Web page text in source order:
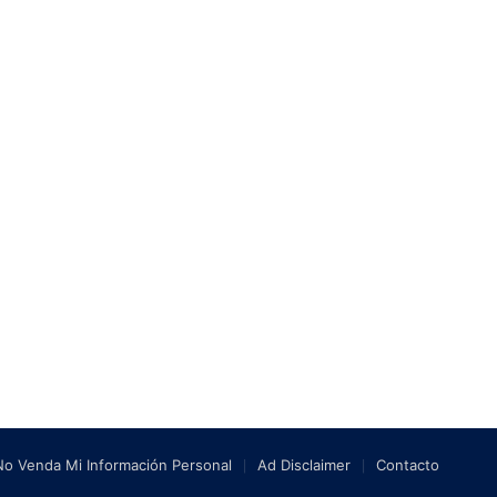
Venda Mi Información Personal Ad Disclaimer Contacto